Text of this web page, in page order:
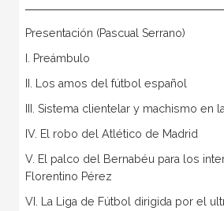
Presentación (Pascual Serrano)
I. Preámbulo
II. Los amos del fútbol español
III. Sistema clientelar y machismo en
IV. El robo del Atlético de Madrid
V. El palco del Bernabéu para los
Florentino Pérez
VI. La Liga de Fútbol dirigida por el